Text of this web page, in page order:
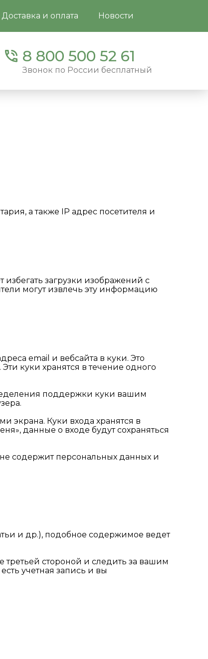
Доставка и оплата Новости
8 800 500 52 61
Звонок по России бесплатный
а также IP адрес посетителя и
загрузки изображений с
могут извлечь эту информацию
email и вебсайта в куки. Это
куки хранятся в течение одного
поддержки куки вашим
экрана. Куки входа хранятся в
данные о входе будут сохраняться
содержит персональных данных и
и др.), подобное содержимое ведет
третьей стороной и следить за вашим
учетная запись и вы